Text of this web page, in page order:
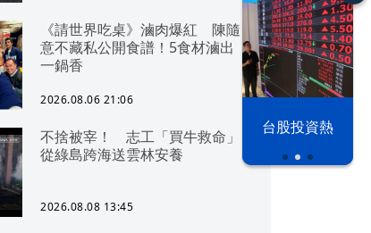
漢光42演習 台股投資熱
《請世界吃桌》滷肉爆紅 陳隨
意不藏私公開食譜！5食材滷出
一鍋香
2026.08.06 21:06
不捨被宰！ 志工「買牛救命」
從綠島跨海送雲林安養
2026.08.08 13:45